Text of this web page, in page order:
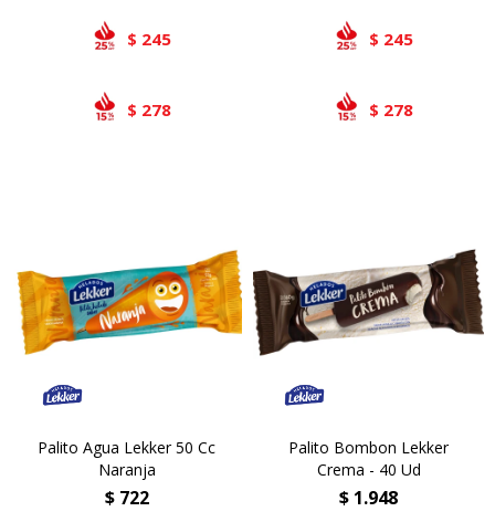
$ 245
$ 278
$ 245
$ 278
Palito Agua Lekker 50 Cc
Naranja
$ 722
Palito Bombon Lekker
Crema - 40 Ud
$ 1.948